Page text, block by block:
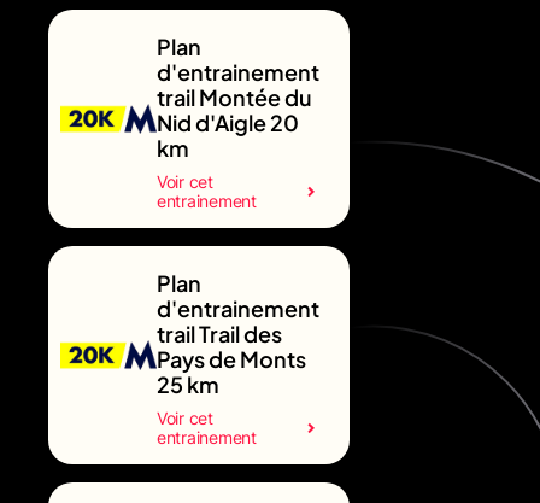
Plan
d'entrainement
trail Montée du
Nid d'Aigle 20
km
Voir cet
entrainement
Plan
d'entrainement
trail Trail des
Pays de Monts
25 km
Voir cet
entrainement